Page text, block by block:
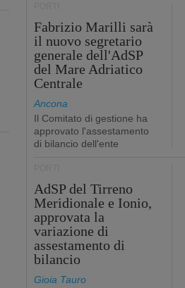
Fabrizio Marilli sarà
il nuovo segretario
generale dell'AdSP
del Mare Adriatico
Centrale
Ancona
Il Comitato di gestione ha
approvato l'assestamento
di bilancio dell'ente
AdSP del Tirreno
Meridionale e Ionio,
approvata la
variazione di
assestamento di
bilancio
Gioia Tauro